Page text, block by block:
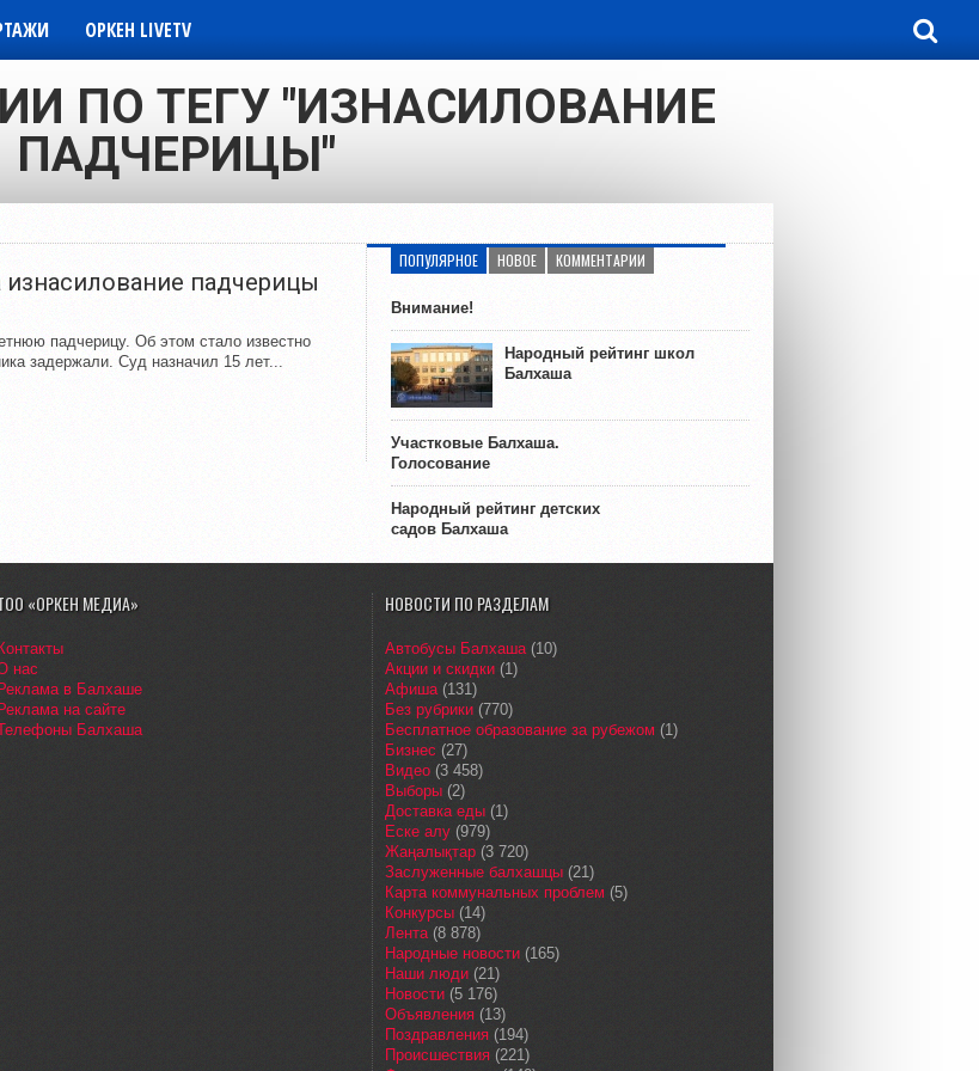
ОРКЕН LIVETV
ПО ТЕГУ "ИЗНАСИЛОВАНИЕ
ПАДЧЕРИЦЫ"
падчерицы
падчерицу. Об этом стало известно
задержали. Суд назначил 15 лет...
ПОПУЛЯРНОЕ НОВОЕ КОММЕНТАРИИ
Внимание!
Народный рейтинг школ
Балхаша
Участковые Балхаша.
Голосование
Народный рейтинг детских
садов Балхаша
«ОРКЕН МЕДИА»
Контакты
нас
Реклама в Балхаше
Реклама на сайте
Балхаша
НОВОСТИ ПО РАЗДЕЛАМ
Автобусы Балхаша(10)
Акции и скидки (1)
Афиша(131)
Без рубрики (770)
Бесплатное образование за рубежом (1)
Бизнес (27)
Видео (3 458)
Выборы (2)
Доставка еды (1)
Еске алу (979)
Жаңалықтар (3 720)
Заслуженные балхашцы (21)
Карта коммунальных проблем (5)
Конкурсы (14)
Лента(8 878)
Народные новости (165)
Наши люди (21)
Новости (5 176)
Объявления (13)
Поздравления (194)
Происшествия (221)